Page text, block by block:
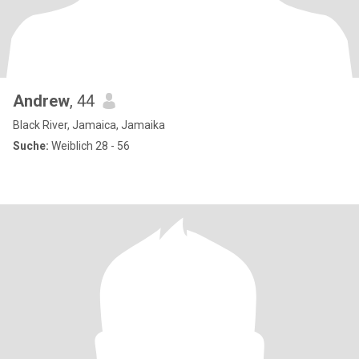
Andrew, 44
Black River, Jamaica, Jamaika
Suche: Weiblich 28 - 56